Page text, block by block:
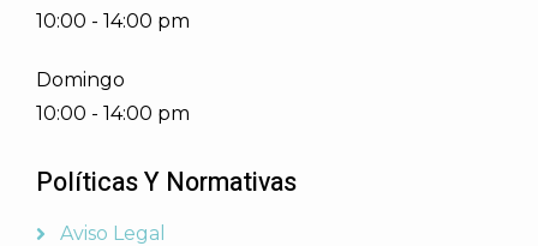
10:00 - 14:00 pm
Domingo
10:00 - 14:00 pm
Políticas Y Normativas
Aviso Legal